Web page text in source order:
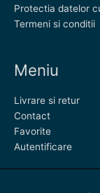
Protectia datelor
Termeni si conditii
Meniu
Livrare si retur
Contact
Favorite
Autentificare